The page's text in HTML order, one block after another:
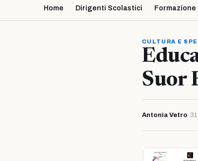
Home Dirigenti Scolastici Formazione
CULTURA E
Suor
Antonia Vetro ·